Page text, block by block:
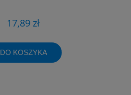
17,89 zł
DO KOSZYKA